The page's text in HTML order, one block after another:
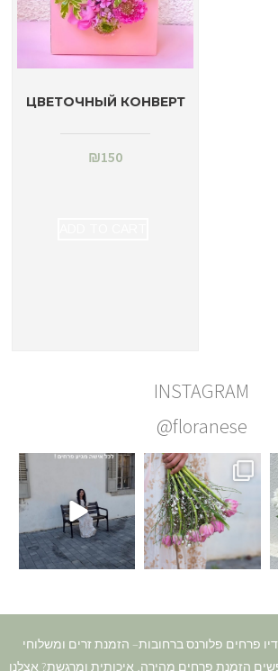
ЦВЕТОЧНЫЙ КОНВЕРТ
₪150
INSTAGRAM
@floranese
פרחים פלורנס ברחובות– הזמנת זרים ומשלוחי
הזמנת פרחים מהירה, איכותית ומרגשת? אצלנו